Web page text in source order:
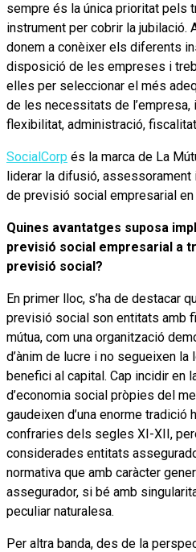
sempre és la única prioritat pels
instrument per cobrir la jubilació.
donem a conèixer els diferents
disposició de les empreses i
elles per seleccionar el més
de les necessitats de
flexibilitat, administració,
SocialCorp és la marca de La
liderar la difusió,
de previsió social empresarial
Quines avantatges suposa
previsió social empresarial a
previsió social?
En primer lloc, s’ha de destacar
previsió social son entitats amb
mútua, com una organització
d’ànim de lucre i no segueixen
benefici al capital. Cap incidir en
d’economia social pròpies del
gaudeixen d’una enorme tradició
confraries dels segles XI-XII,
considerades entitats
normativa que amb caràcter
assegurador, si bé amb
peculiar naturalesa.
Per altra banda, des de la